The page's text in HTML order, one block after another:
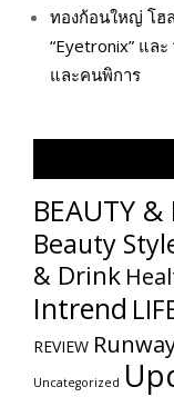
ทองก้อนใหญ่ โฮ
“Eyetronix” แล
และคนพิการ
BEAUTY &
Beauty
& Drink
Intrend
REVIEW
Uncategorized